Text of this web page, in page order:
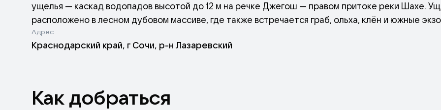
ущелья — каскад водопадов высотой до 12 м на речке Джегош — правом притоке реки Шахе.
расположено в лесном дубовом массиве, где также встречается граб, ольха, клён и южные
реликтовый эндемик самшит колхидский с лианами, папоротником, иглицей понтийской и мхами.
водопада известны тем, что здесь растёт уникальное Тюльпановое дерево, которому уже
Адрес
Краснодарский край, г Сочи, р-н Лазаревский
Как добраться